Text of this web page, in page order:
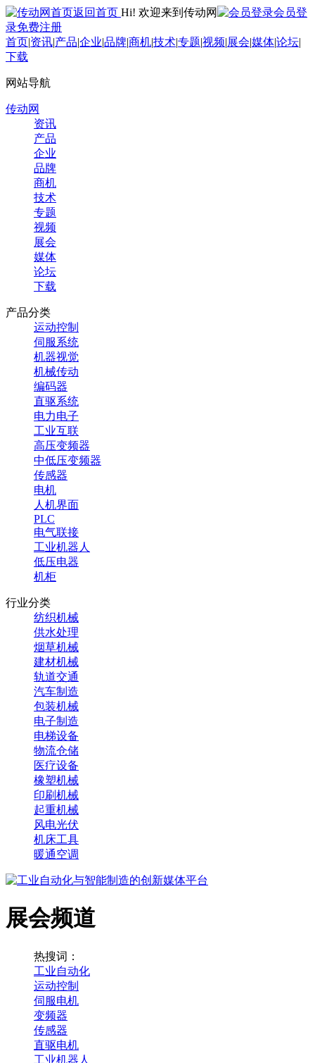
返回首页 Hi! 欢迎来到传动网
会员登
录免费注册
首页|资讯|产品|企业|品牌|商机|技术|专题|视频|展会|媒体|论坛|
下载
网站导航
传动网
资讯
产品
企业
品牌
商机
技术
专题
视频
展会
媒体
论坛
下载
产品分类
运动控制
伺服系统
机器视觉
机械传动
编码器
直驱系统
电力电子
工业互联
高压变频器
中低压变频器
传感器
电机
人机界面
PLC
电气联接
工业机器人
低压电器
机柜
行业分类
纺织机械
供水处理
烟草机械
建材机械
轨道交通
汽车制造
包装机械
电子制造
电梯设备
物流仓储
医疗设备
橡塑机械
印刷机械
起重机械
风电光伏
机床工具
暖通空调
展会频道
热搜词：
工业自动化
运动控制
伺服电机
变频器
传感器
直驱电机
工业机器人